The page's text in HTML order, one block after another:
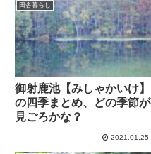
田舎暮らし
御射鹿池【みしゃかいけ】
の四季まとめ、どの季節が
見ごろかな？
2021.01.25